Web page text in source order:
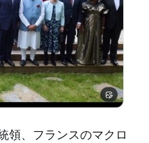
領、フランスのマクロ